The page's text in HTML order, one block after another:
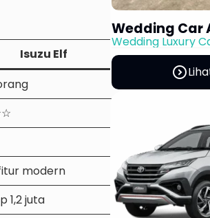
Isuzu Elf
5–7 orang
Bensin
modern
Lengkap
1,2 juta
Mulai Rp 2,5
Wedding Car
Wedding Luxury
expand_circle_right